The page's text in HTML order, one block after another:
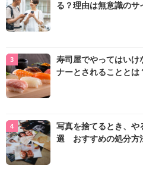
る？理由は無意識のサ
寿司屋でやってはい
ナーとされることとは
写真を捨てるとき、や
選 おすすめの処分方